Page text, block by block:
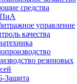
средства
управление
качества
резиновых
Защита